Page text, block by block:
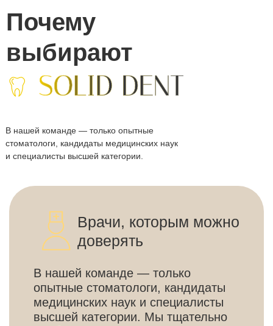
Почему
выбирают
В нашей команде — только опытные
стоматологи, кандидаты медицинских наук
и специалисты высшей категории.
Используем щадящие методики,
и индивидуальный подбор
анестезии.
Честные цены и
условия
лечения — без скрытых доплат.
Предлагаем гибкие условия
рассрочки. Всегда подбираем
несколько вариантов решения
до премиального.